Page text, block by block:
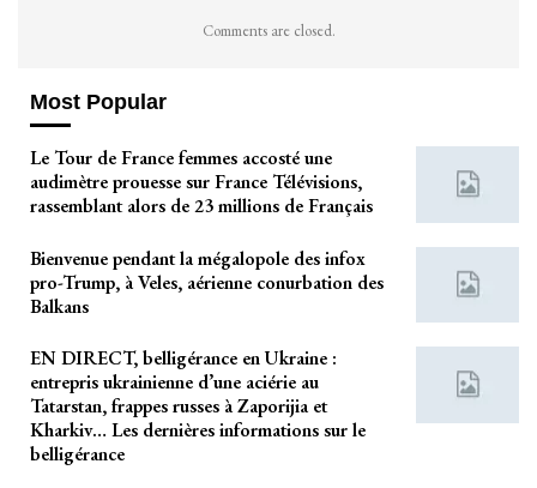
Comments are closed.
Most Popular
Le Tour de France femmes accosté une
audimètre prouesse sur France Télévisions,
rassemblant alors de 23 millions de Français
Bienvenue pendant la mégalopole des infox
pro-Trump, à Veles, aérienne conurbation des
Balkans
EN DIRECT, belligérance en Ukraine :
entrepris ukrainienne d’une aciérie au
Tatarstan, frappes russes à Zaporijia et
Kharkiv… Les dernières informations sur le
belligérance